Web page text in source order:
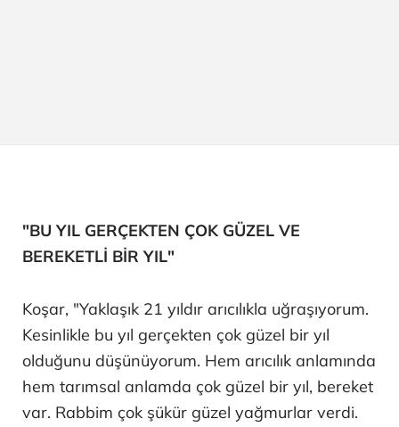
"BU YIL GERÇEKTEN ÇOK GÜZEL VE
BEREKETLİ BİR YIL"
Koşar, "Yaklaşık 21 yıldır arıcılıkla uğraşıyorum.
Kesinlikle bu yıl gerçekten çok güzel bir yıl
olduğunu düşünüyorum. Hem arıcılık anlamında
hem tarımsal anlamda çok güzel bir yıl, bereket
var. Rabbim çok şükür güzel yağmurlar verdi.